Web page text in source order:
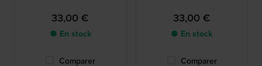
33,00 €
● En stock
Comparer
33,00 €
● En stock
Comparer